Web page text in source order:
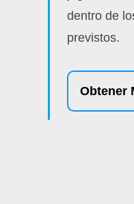
dentro de
previstos.
Obtener